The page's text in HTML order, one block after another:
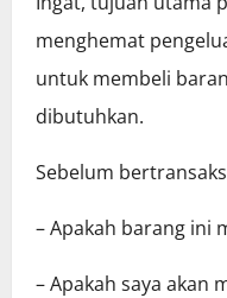
menghemat
untuk membeli
dibutuhkan.
Sebelum
– Apakah barang ini
– Apakah saya akan